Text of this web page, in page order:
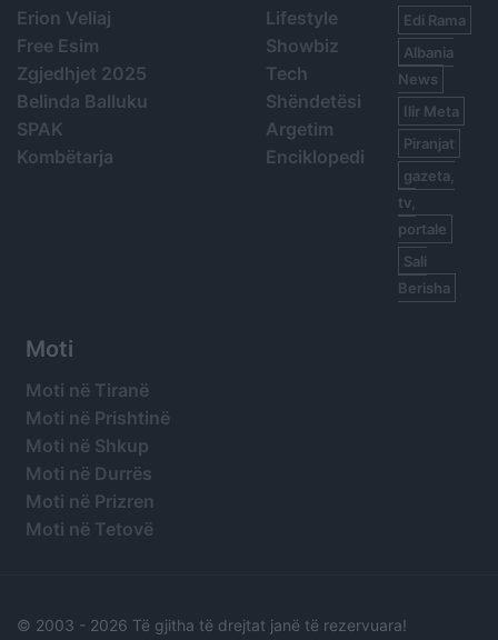
Erion Veliaj
Free Esim
Zgjedhjet 2025
Belinda Balluku
SPAK
Kombëtarja
Lifestyle
Showbiz
Tech
Shëndetësi
Argetim
Enciklopedi
Edi Rama
Albania
News
Ilir Meta
Piranjat
gazeta,
tv,
portale
Sali
Berisha
Moti
Moti në Tiranë
Moti në Prishtinë
Moti në Shkup
Moti në Durrës
Moti në Prizren
Moti në Tetovë
© 2003 - 2026 Të gjitha të drejtat janë të rezervuara!